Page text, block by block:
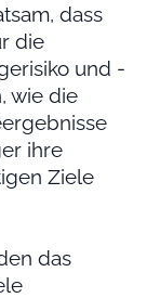
dass
die
und -
wie die
ihre
Ziele
das